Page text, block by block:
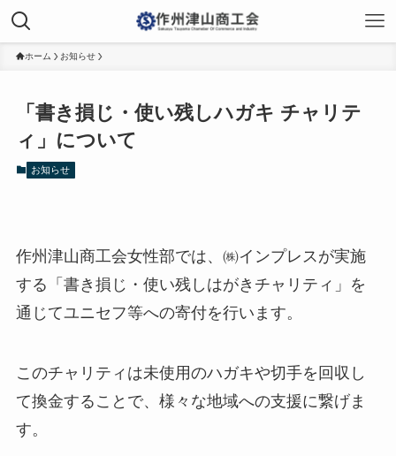
ホーム お知らせ
「書き損じ・使い残しハガキ チャリテ
ィ」について
お知らせ
作州津山商工会女性部では、㈱インプレスが実施
する「書き損じ・使い残しはがきチャリティ」を
通じてユニセフ等への寄付を行います。
このチャリティは未使用のハガキや切手を回収し
て換金することで、様々な地域への支援に繋げま
す。